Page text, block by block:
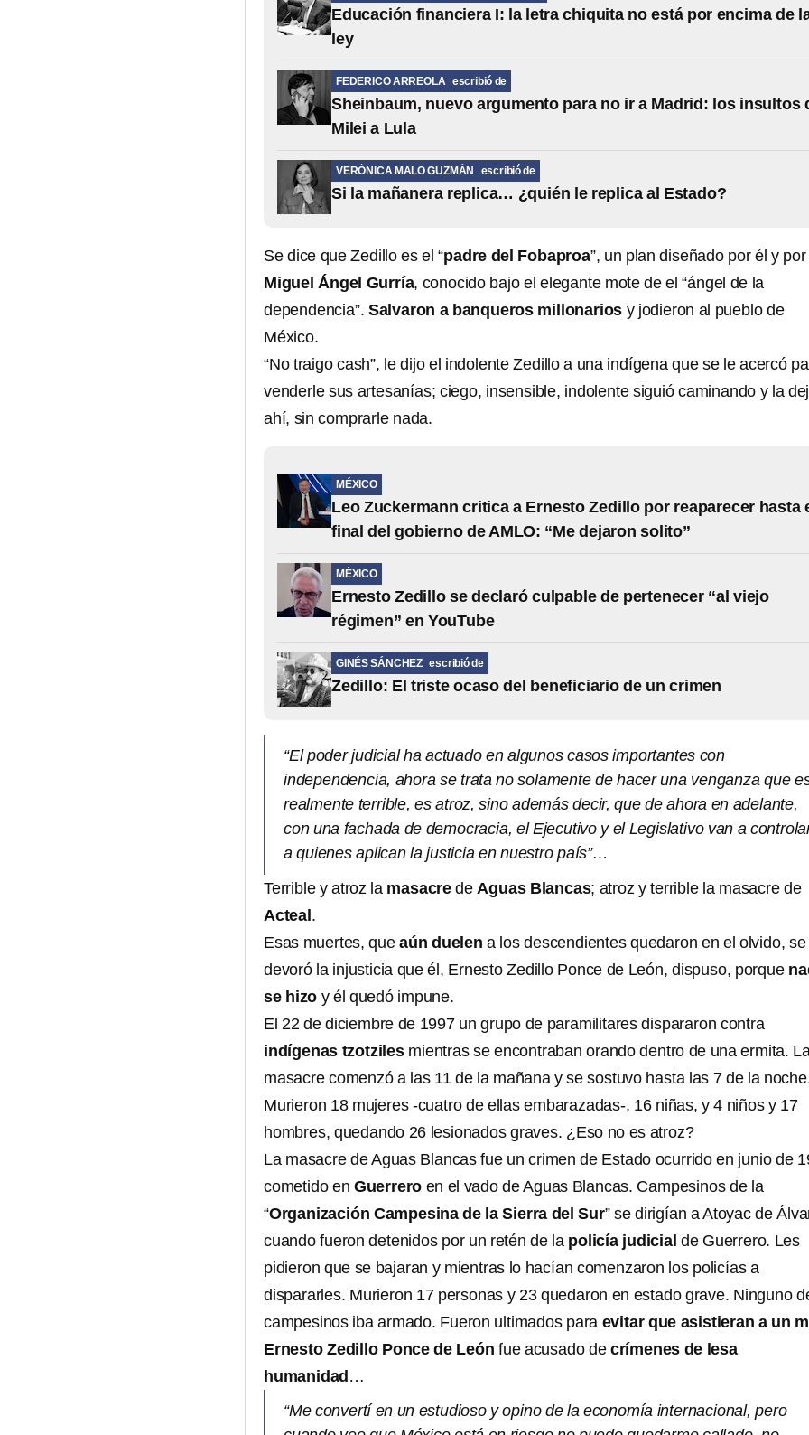
Educación financiera I: la letra chiquita no está por encima de
ley
FEDERICO ARREOLA escribió de
Sheinbaum, nuevo argumento para no ir a Madrid: los insultos
Milei a Lula
VERÓNICA MALO GUZMÁN escribió de
Si la mañanera replica… ¿quién le replica al Estado?
Se dice que Zedillo es el “padre del Fobaproa”, un plan diseñado por él y por
Miguel Ángel Gurría, conocido bajo el elegante mote de el “ángel de la
dependencia”. Salvaron a banqueros millonarios y jodieron al pueblo de
México.
“No traigo cash”, le dijo el indolente Zedillo a una indígena que se le acercó
venderle sus artesanías; ciego, insensible, indolente siguió caminando y la
ahí, sin comprarle nada.
MÉXICO
Leo Zuckermann critica a Ernesto Zedillo por reaparecer hasta
final del gobierno de AMLO: “Me dejaron solito”
MÉXICO
Ernesto Zedillo se declaró culpable de pertenecer “al viejo
régimen” en YouTube
GINÉS SÁNCHEZ escribió de
Zedillo: El triste ocaso del beneficiario de un crimen
“El poder judicial ha actuado en algunos casos importantes con
independencia, ahora se trata no solamente de hacer una venganza que
realmente terrible, es atroz, sino además decir, que de ahora en adelante,
con una fachada de democracia, el Ejecutivo y el Legislativo van a
a quienes aplican la justicia en nuestro país”…
Terrible y atroz la masacre deAguas Blancas; atroz y terrible la masacre de
Acteal .
Esas muertes, queaún duelen a los descendientes quedaron en el olvido, se
devoró la injusticia que él, Ernesto Zedillo Ponce de León, dispuso, porque
se hizo y él quedó impune.
El 22 de diciembre de 1997 un grupo de paramilitares dispararon contra
indígenas tzotzilesmientras se encontraban orando dentro de una ermita.
masacre comenzó a las 11 de la mañana y se sostuvo hasta las 7 de la
Murieron 18 mujeres -cuatro de ellas embarazadas-, 16 niñas, y 4 niños y 17
hombres, quedando 26 lesionados graves. ¿Eso no es atroz?
La masacre de Aguas Blancas fue un crimen de Estado ocurrido en junio de
cometido en Guerrero en el vado de Aguas Blancas. Campesinos de la
“Organización Campesina de la Sierra del Sur” se dirigían a Atoyac de
cuando fueron detenidos por un retén de la policía judicial de Guerrero. Les
pidieron que se bajaran y mientras lo hacían comenzaron los policías a
dispararles. Murieron 17 personas y 23 quedaron en estado grave. Ninguno
campesinos iba armado. Fueron ultimados para evitar que asistieran a un
Ernesto Zedillo Ponce de León fue acusado de crímenes de lesa
humanidad …
“Me convertí en un estudioso y opino de la economía internacional, pero